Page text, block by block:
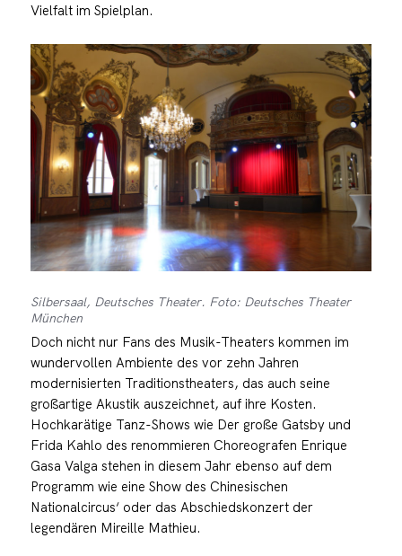
Vielfalt im Spielplan.
Silbersaal, Deutsches Theater. Foto: Deutsches Theater
München
Doch nicht nur Fans des Musik-Theaters kommen im
wundervollen Ambiente des vor zehn Jahren
modernisierten Traditionstheaters, das auch seine
großartige Akustik auszeichnet, auf ihre Kosten.
Hochkarätige Tanz-Shows wie Der große Gatsby und
Frida Kahlo des renommieren Choreografen Enrique
Gasa Valga stehen in diesem Jahr ebenso auf dem
Programm wie eine Show des Chinesischen
Nationalcircus‘ oder das Abschiedskonzert der
legendären Mireille Mathieu.